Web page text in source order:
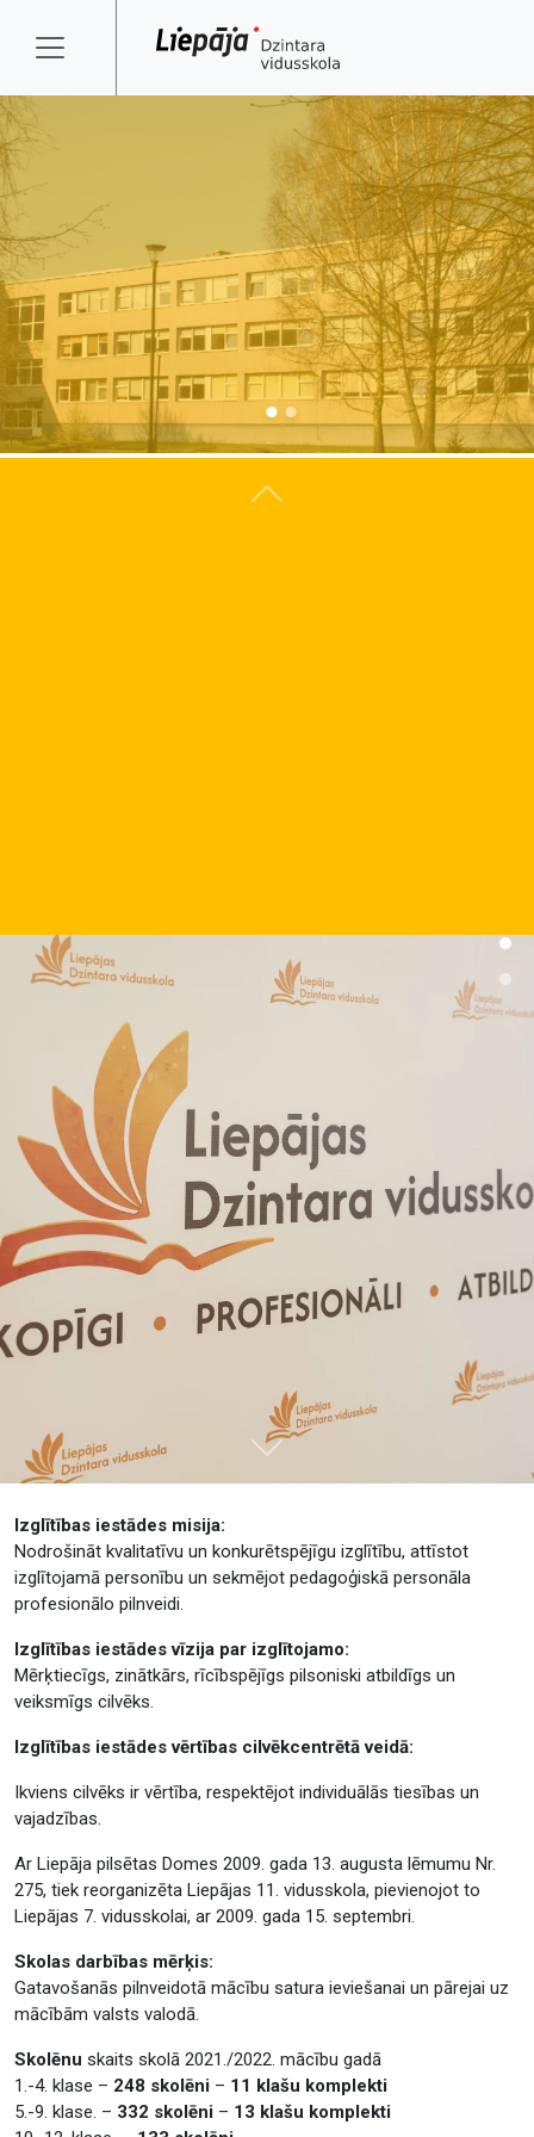
Atpakaļ
Tālāk
Izglītības iestādes misija:
Nodrošināt kvalitatīvu un konkurētspējīgu izglītību, attīstot
izglītojamā personību un sekmējot pedagoģiskā personāla
profesionālo pilnveidi.
Izglītības iestādes vīzija par izglītojamo:
Mērķtiecīgs, zinātkārs, rīcībspējīgs pilsoniski atbildīgs un
veiksmīgs cilvēks.
Izglītības iestādes vērtības cilvēkcentrētā veidā:
Ikviens cilvēks ir vērtība, respektējot individuālās tiesības un
vajadzības.
Ar Liepāja pilsētas Domes 2009. gada 13. augusta lēmumu Nr.
275, tiek reorganizēta Liepājas 11. vidusskola, pievienojot to
Liepājas 7. vidusskolai, ar 2009. gada 15. septembri.
Skolas darbības mērķis:
Gatavošanās pilnveidotā mācību satura ieviešanai un pārejai uz
mācībām valsts valodā.
Skolēnu skaits skolā 2021./2022. mācību gadā
1.-4. klase – 248 skolēni – 11 klašu komplekti
5.-9. klase. – 332 skolēni – 13 klašu komplekti